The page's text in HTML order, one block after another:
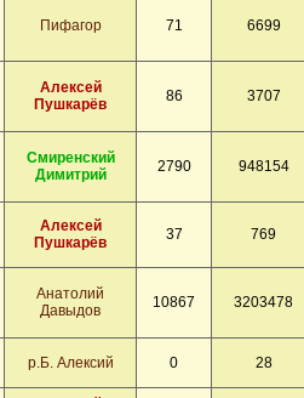
Пифагор 71 6699
Алексей
Пушкарёв
86 3707
Смиренский
Димитрий
2790 948154
Алексей
Пушкарёв
37 769
Анатолий
Давыдов
10867 3203478
р.Б. Алексий 0 28